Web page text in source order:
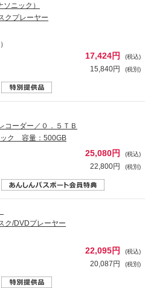
ニック）
クプレーヤー
17,424円 (税込)
15,840円 (税別)
コーダー／０．５ＴＢ
ク 容量：500GB
25,080円 (税込)
22,800円 (税別)
ク/DVDプレーヤー
22,095円 (税込)
20,087円 (税別)